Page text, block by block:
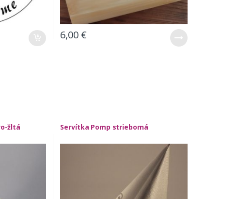
6,00 €
žltá Servítka Pomp strieborná